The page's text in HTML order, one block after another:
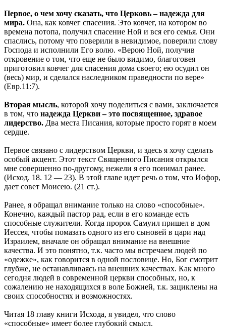
Первое, о чем хочу сказать, что Церковь – надежда для
мира. Она, как ковчег спасения. Это ковчег, на котором во
времена потопа, получил спасение Ной и вся его семья. Они
спаслись, потому что поверили в невидимое, поверили слову
Господа и исполнили Его волю. «Верою Ной, получив
откровение о том, что еще не было видимо, благоговея
приготовил ковчег для спасения дома своего; ею осудил он
(весь) мир, и сделался наследником праведности по вере»
(Евр.11:7).
Вторая мысль, которой хочу поделиться с вами, заключается
в том, что надежда Церкви – это посвященное, здравое
лидерство. Два места Писания, которые просто горят в моем
сердце.
Первое связано с лидерством Церкви, и здесь я хочу сделать
особый акцент. Этот текст Священного Писания открылся
мне совершенно по-другому, нежели я его понимал ранее.
(Исход. 18. 12 — 23). В этой главе идет речь о том, что Иофор,
дает совет Моисею. (21 ст.).
Ранее, я обращал внимание только на слово «способные».
Конечно, каждый пастор рад, если в его команде есть
способные служители. Когда пророк Самуил пришел в дом
Иессея, чтобы помазать одного из его сыновей в цари над
Израилем, вначале он обращал внимание на внешние
качества. И это понятно, т.к. часто мы встречаем людей по
«одежке», как говорится в одной пословице. Но, Бог смотрит
глубже, не останавливаясь на внешних качествах. Как много
сегодня людей в современной церкви способных, но, к
сожалению не находящихся в воле Божией, т.к. зациклены на
своих способностях и возможностях.
Читая 18 главу книги Исхода, я увидел, что слово
«способные» имеет более глубокий смысл.